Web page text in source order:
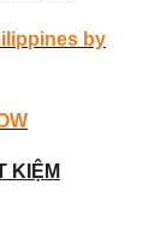
by
KIỆM